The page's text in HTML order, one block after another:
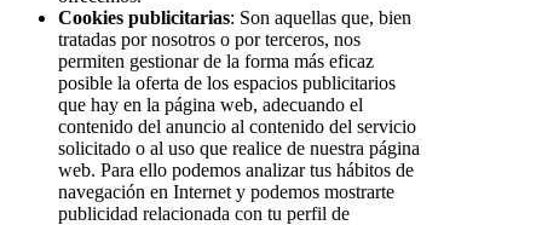
Cookies publicitarias: Son aquellas que, bien
tratadas por nosotros o por terceros, nos
permiten gestionar de la forma más eficaz
posible la oferta de los espacios publicitarios
que hay en la página web, adecuando el
contenido del anuncio al contenido del servicio
solicitado o al uso que realice de nuestra página
web. Para ello podemos analizar tus hábitos de
navegación en Internet y podemos mostrarte
publicidad relacionada con tu perfil de